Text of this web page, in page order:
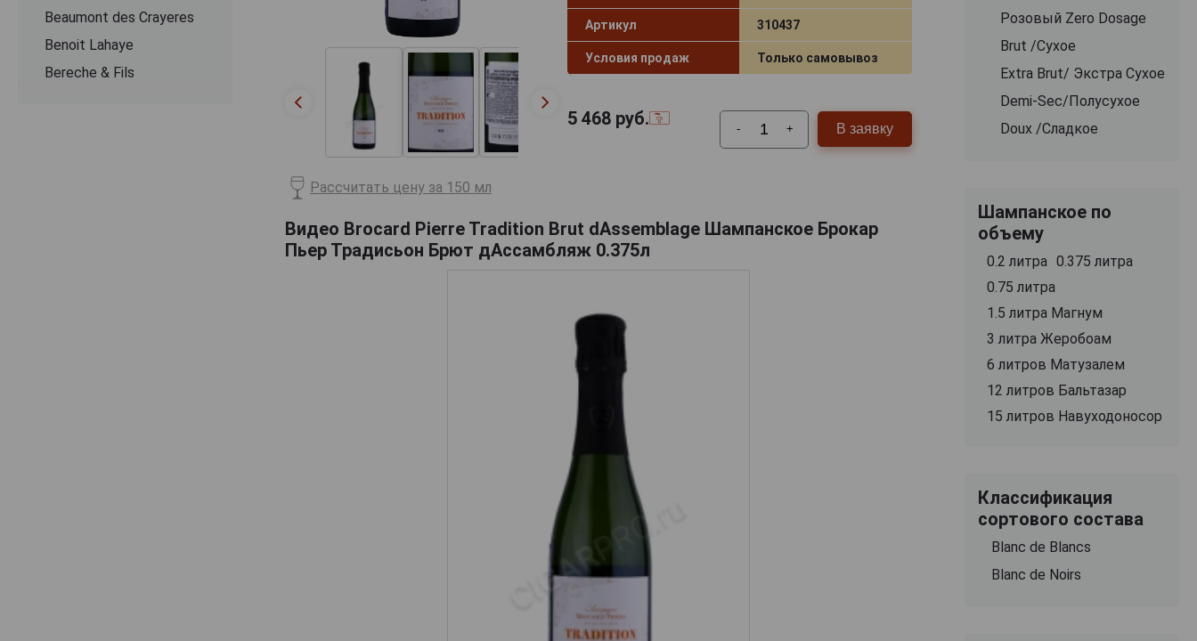
Beaumont des Crayeres
Benoit Lahaye
Bereche & Fils
Артикул 310437
Условия продаж Только самовывоз
5 468руб. - + В заявку
Рассчитать цену за 150 мл
Видео Brocard Pierre Tradition Brut dAssemblage Шампанское Брокар
Пьер Традисьон Брют дАссамбляж 0.375л
Розовый Zero Dosage
Brut /Сухое
Extra Brut/ Экстра Сухое
Demi-Sec/Полусухое
Doux /Сладкое
Шампанское по
объему
0.2 литра 0.375 литра
0.75 литра
1.5 литра Магнум
3 литра Жеробоам
6 литров Матузалем
12 литров Бальтазар
15 литров Навуходоносор
Классификация
сортового состава
Blanc de Blancs
Blanc de Noirs